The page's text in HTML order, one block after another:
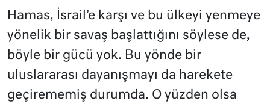
Hamas, İsrail’e karşı ve bu ülkeyi yenmeye
yönelik bir savaş başlattığını söylese de,
böyle bir gücü yok. Bu yönde bir
uluslararası dayanışmayı da harekete
geçirememiş durumda. O yüzden olsa